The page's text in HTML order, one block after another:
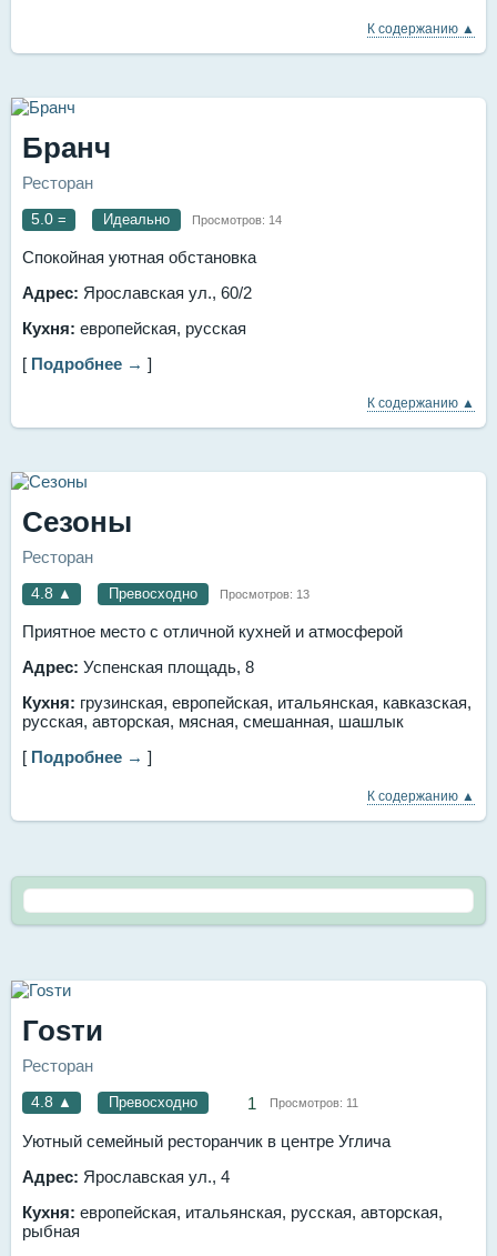
К содержанию ▲
Бранч
Ресторан
5.0 = Идеально Просмотров: 14
Спокойная уютная обстановка
Адрес: Ярославская ул., 60/2
Кухня: европейская, русская
[ Подробнее → ]
К содержанию ▲
Сезоны
Ресторан
4.8 ▲ Превосходно Просмотров: 13
Приятное место с отличной кухней и атмосферой
Адрес: Успенская площадь, 8
Кухня: грузинская, европейская, итальянская, кавказская,
русская, авторская, мясная, смешанная, шашлык
[ Подробнее → ]
К содержанию ▲
Гоsти
Ресторан
4.8 ▲ Превосходно 1 Просмотров: 11
Уютный семейный ресторанчик в центре Углича
Адрес: Ярославская ул., 4
Кухня: европейская, итальянская, русская, авторская,
рыбная